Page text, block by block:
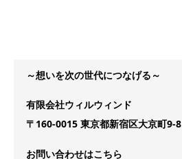
～想いを次の世代につなげる～
有限会社ウィルウィンド
〒160-0015 東京都新宿区大京町9-8
お問い合わせはこちら